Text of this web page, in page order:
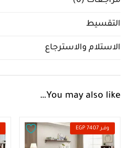
التقسيط
الاستلام والاسترجاع
You may also like…
وفــر 7407 EGP